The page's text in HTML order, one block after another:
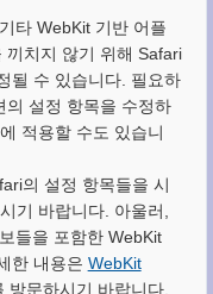
타 WebKit 기반 어플
끼치지 않기 위해 Safari
될 수 있습니다. 필요하
의 설정 항목을 수정하
적용할 수도 있습니
의 설정 항목들을 시
기 바랍니다. 아울러,
들을 포함한 WebKit
한 내용은 WebKit
방문하시기 바랍니다.